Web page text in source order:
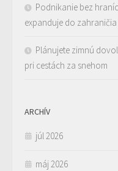
Podnikanie bez
expanduje do zahraničia
Plánujete zimnú
pri cestách za snehom
ARCHÍV
júl 2026
máj 2026